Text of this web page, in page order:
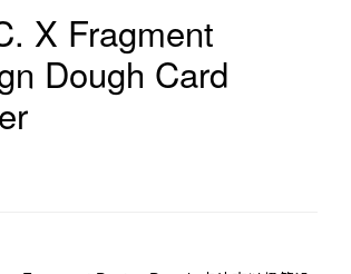
X Fragment
Dough Card